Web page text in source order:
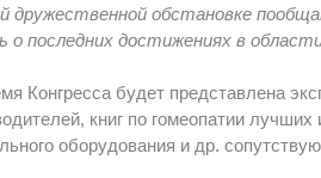
дружественной обстановке
о последних достижениях в
Конгресса будет представлена
книг по гомеопатии
оборудования и др.